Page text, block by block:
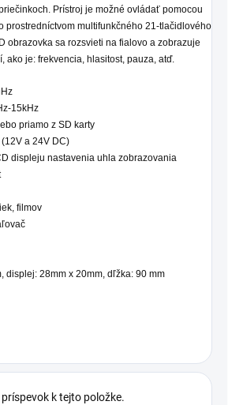
Prístroj je možné ovládať pomocou
prostredníctvom multifunkčného 21-tlačidlového
obrazovka sa rozsvieti na fialovo a zobrazuje
ako je: frekvencia, hlasitost, pauza, atď.
15kHz
priamo z SD karty
a 24V DC)
displeju nastavenia uhla zobrazovania
filmov
displej: 28mm x 20mm, dľžka: 90 mm
k tejto položke.